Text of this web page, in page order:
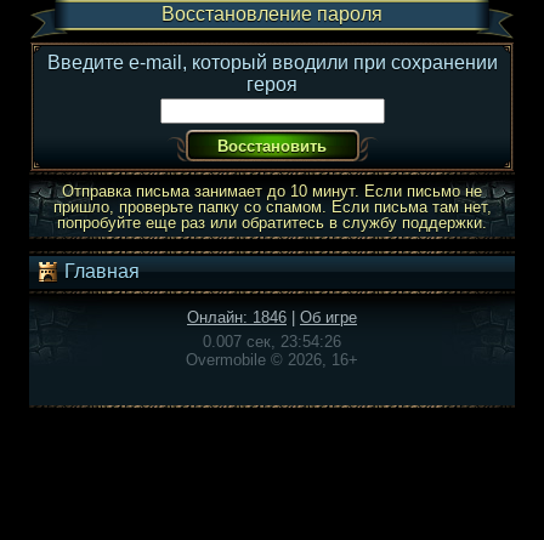
Восстановление пароля
Введите e-mail, который вводили при сохранении
героя
Отправка письма занимает до 10 минут. Если письмо не
пришло, проверьте папку со спамом. Если письма там нет,
попробуйте еще раз или обратитесь в службу поддержки.
Главная
Онлайн: 1846
Об игре
0.007 сек, 23:54:26
Overmobile © 2026, 16+